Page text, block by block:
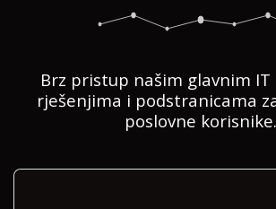
Brz pristup našim glavnim IT
rješenjima i podstranicama
poslovne korisnike.